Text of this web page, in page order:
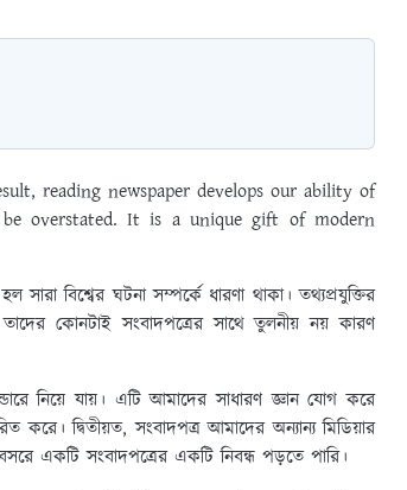
reading newspaper develops our ability of
overstated. It is a unique gift of modern
বিশ্বের ঘটনা সম্পর্কে ধারণা থাকা। তথ্যপ্রযুক্তির
কোনটাই সংবাদপত্রের সাথে তুলনীয় নয় কারণ
নিয়ে যায়। এটি আমাদের সাধারণ জ্ঞান যোগ করে
দ্বিতীয়ত, সংবাদপত্র আমাদের অন্যান্য মিডিয়ার
একটি সংবাদপত্রের একটি নিবন্ধ পড়তে পারি।